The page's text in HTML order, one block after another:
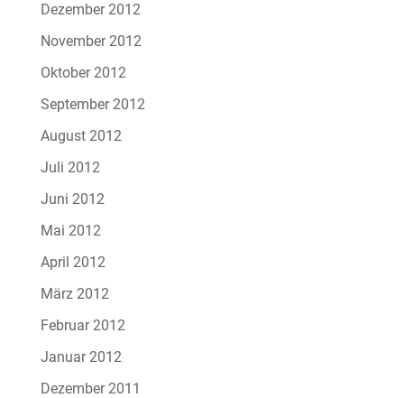
Dezember 2012
November 2012
Oktober 2012
September 2012
August 2012
Juli 2012
Juni 2012
Mai 2012
April 2012
März 2012
Februar 2012
Januar 2012
Dezember 2011